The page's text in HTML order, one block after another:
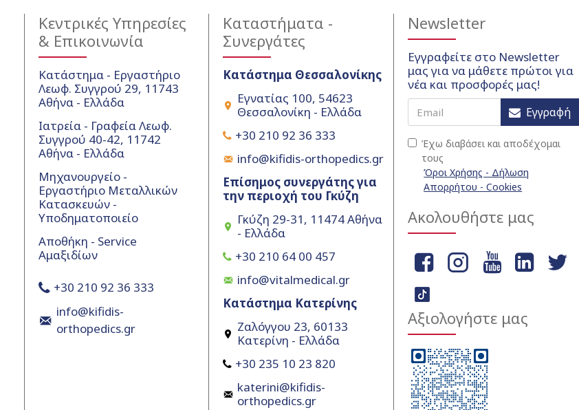
Κεντρικές Υπηρεσίες
& Επικοινωνία
Κατάστημα - Εργαστήριο
Λεωφ. Συγγρού 29, 11743
Αθήνα - Ελλάδα
Ιατρεία - Γραφεία Λεωφ.
Συγγρού 40-42, 11742
Αθήνα - Ελλάδα
Μηχανουργείο -
Εργαστήριο Μεταλλικών
Κατασκευών -
Υποδηματοποιείο
Αποθήκη - Service
Αμαξιδίων
+30 210 92 36 333
info@kifidis-
orthopedics.gr
Καταστήματα -
Συνεργάτες
Κατάστημα Θεσσαλονίκης
Εγνατίας 100, 54623
Θεσσαλονίκη - Ελλάδα
+30 210 92 36 333
info@kifidis-orthopedics.gr
Επίσημος συνεργάτης για
την περιοχή του Γκύζη
Γκύζη 29-31, 11474 Αθήνα
- Ελλάδα
+30 210 64 00 457
info@vitalmedical.gr
Κατάστημα Κατερίνης
Ζαλόγγου 23, 60133
Κατερίνη - Ελλάδα
+30 235 10 23 820
katerini@kifidis-
orthopedics.gr
Newsletter
Εγγραφείτε στο Newsletter
μας για να μάθετε πρώτοι για
νέα και προσφορές μας!
Εγγραφή
Έχω διαβάσει και αποδέχομαι
τους
Όροι Χρήσης - Δήλωση
Απορρήτου - Cookies
Ακολουθήστε μας
Αξιολογήστε μας